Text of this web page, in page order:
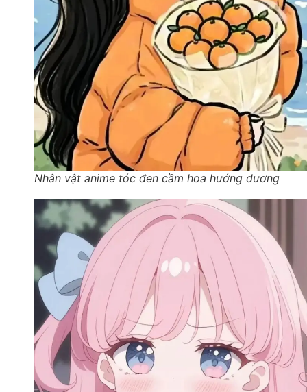
Nhân vật anime tóc đen cầm hoa hướng dương